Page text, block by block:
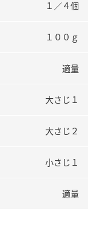
検索
製造所固有記号一覧
１／４個
１００ｇ
適量
大さじ１
大さじ２
小さじ１
適量